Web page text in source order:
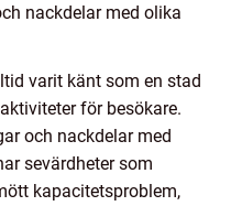
nackdelar med olika
varit känt som en stad
för besökare.
och nackdelar med
sevärdheter som
kapacitetsproblem,